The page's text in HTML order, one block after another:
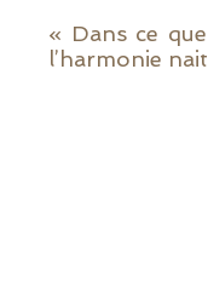
« Dans ce
l’harmonie